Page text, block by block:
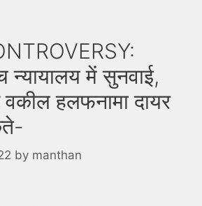
न्यायालय में सुनवाई,
वकील हलफनामा दायर
by manthan